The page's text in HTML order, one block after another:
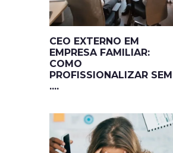
CEO EXTERNO EM
EMPRESA FAMILIAR:
COMO
PROFISSIONALIZAR SEM
....